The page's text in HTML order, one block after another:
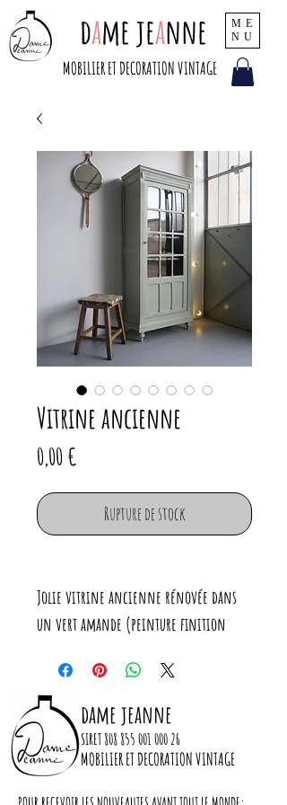
ME
NU
dame jeanne
MOBILIER ET DECORATION VINTAGE
Vitrine ancienne
0,00 €
Rupture de stock
Jolie vitrine ancienne rénovée dans
un vert amande (peinture finition
Serrure neuve
Vitre d'origine
Dimensions :
dame jeanne
SIRET808 855 001 000 26
MOBILIER ET DECORATION VINTAGE